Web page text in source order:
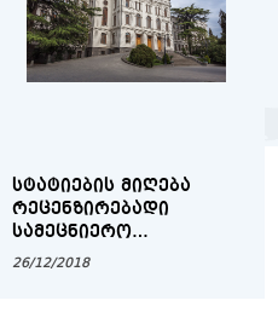
ᲡᲢᲐᲢᲘᲔᲑᲘᲡ ᲛᲘᲦᲔᲑᲐ
ᲠᲔᲪᲔᲜᲖᲘᲠᲔᲑᲐᲓᲘ
ᲡᲐᲛᲔᲪᲜᲘᲔᲠᲝ
ᲟᲣᲠᲜᲐᲚᲘᲡᲐᲗᲕᲘᲡ
26/12/2018